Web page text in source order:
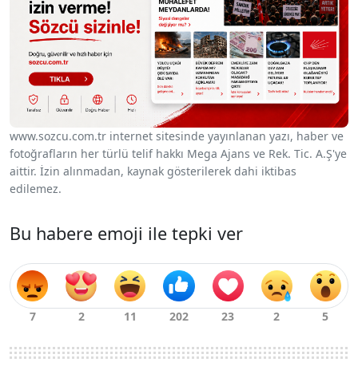
www.sozcu.com.tr internet sitesinde yayınlanan yazı, haber ve
fotoğrafların her türlü telif hakkı Mega Ajans ve Rek. Tic. A.Ş'ye
aittir. İzin alınmadan, kaynak gösterilerek dahi iktibas
edilemez.
Bu habere emoji ile tepki ver